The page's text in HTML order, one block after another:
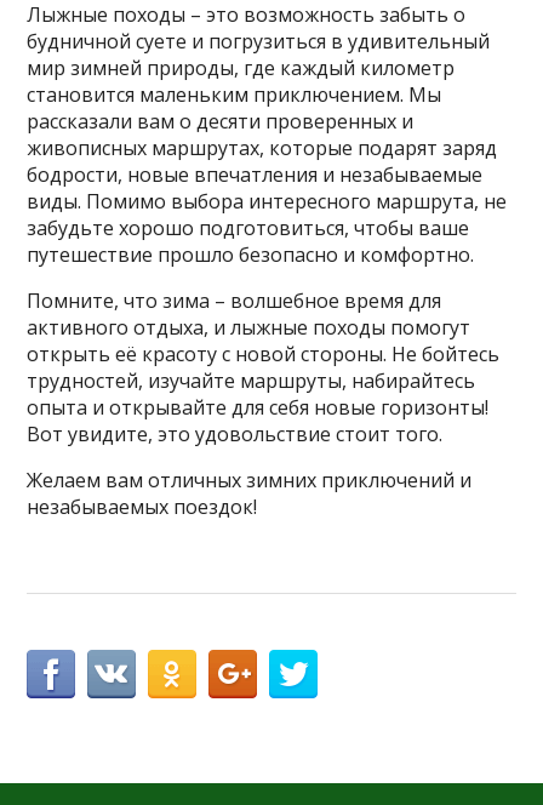
Лыжные походы – это возможность забыть о
будничной суете и погрузиться в удивительный
мир зимней природы, где каждый километр
становится маленьким приключением. Мы
рассказали вам о десяти проверенных и
живописных маршрутах, которые подарят заряд
бодрости, новые впечатления и незабываемые
виды. Помимо выбора интересного маршрута, не
забудьте хорошо подготовиться, чтобы ваше
путешествие прошло безопасно и комфортно.
Помните, что зима – волшебное время для
активного отдыха, и лыжные походы помогут
открыть её красоту с новой стороны. Не бойтесь
трудностей, изучайте маршруты, набирайтесь
опыта и открывайте для себя новые горизонты!
Вот увидите, это удовольствие стоит того.
Желаем вам отличных зимних приключений и
незабываемых поездок!